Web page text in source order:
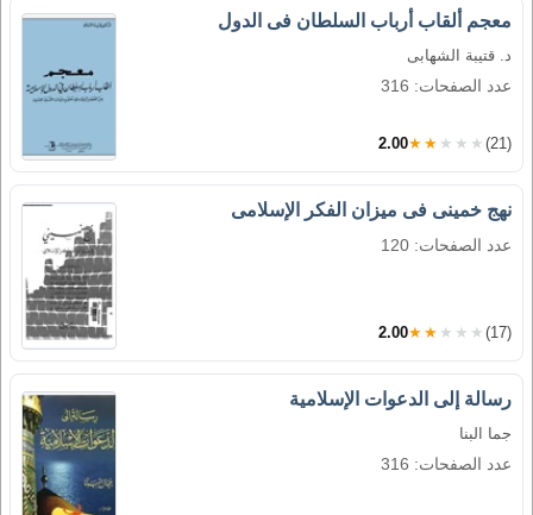
معجم ألقاب أرباب السلطان فى الدول
د. قتيبة الشهابى
عدد الصفحات: 316
2.00★★★★★ (21)
نهج خمينى فى ميزان الفكر الإسلامى
عدد الصفحات: 120
2.00★★★★★ (17)
رسالة إلى الدعوات الإسلامية
جما البنا
عدد الصفحات: 316